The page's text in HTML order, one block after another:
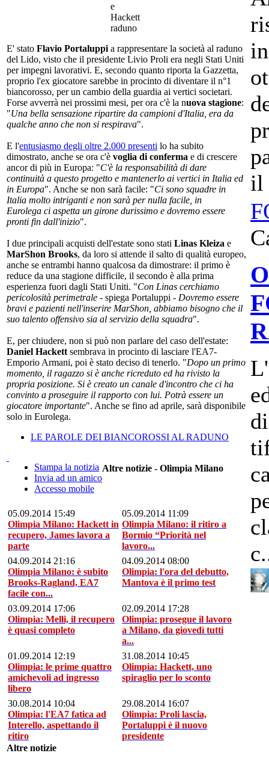
e
Hackett
raduno
E' stato Flavio Portaluppi a rappresentare la società al raduno
del Lido, visto che il presidente Livio Proli era negli Stati Uniti
per impegni lavorativi. E, secondo quanto riporta la Gazzetta,
proprio l'ex giocatore sarebbe in procinto di diventare il n°1
biancorosso, per un cambio della guardia ai vertici societari.
Forse avverrà nei prossimi mesi, per ora c'è la nuova stagione:
"Una bella sensazione ripartire da campioni d'Italia, era da
qualche anno che non si respirava".
E l'entusiasmo degli oltre 2.000 presenti lo ha subito
dimostrato, anche se ora c'è voglia di conferma e di crescere
ancor di più in Europa: "C'è la responsabilità di dare
continuità a questo progetto e mantenerlo ai vertici in Italia ed
in Europa". Anche se non sarà facile: "Ci sono squadre in
Italia molto intriganti e non sarà per nulla facile, in
Eurolega ci aspetta un girone durissimo e dovremo essere
pronti fin dall'inizio".
I due principali acquisti dell'estate sono stati Linas Kleiza e
MarShon Brooks, da loro si attende il salto di qualità europeo,
anche se entrambi hanno qualcosa da dimostrare: il primo è
reduce da una stagione difficile, il secondo è alla prima
esperienza fuori dagli Stati Uniti. "Con Linas cerchiamo
pericolosità perimetrale - spiega Portaluppi - Dovremo essere
bravi e pazienti nell'inserire MarShon, abbiamo bisogno che il
suo talento offensivo sia al servizio della squadra".
E, per chiudere, non si può non parlare del caso dell'estate:
Daniel Hackett sembrava in procinto di lasciare l'EA7-
Emporio Armani, poi è stato deciso di tenerlo. "Dopo un primo
momento, il ragazzo si è anche ricreduto ed ha rivisto la
propria posizione. Si è creato un canale d'incontro che ci ha
convinto a proseguire il rapporto con lui. Potrà essere un
giocatore importante". Anche se fino ad aprile, sarà disponibile
solo in Eurolega.
LE PAROLE DEI BIANCOROSSI AL RADUNO
Stampa la notizia
Invia ad un amico
Accesso mobile
Altre notizie - Olimpia Milano
05.09.2014 15:49
Olimpia Milano: Hackett in
recupero, James lavora a
parte
05.09.2014 11:09
Olimpia Milano: il ritiro a
Bormio “Priorità nel
lavoro...
04.09.2014 21:16
Olimpia Milano: è subito
Brooks-Ragland, EA7
facile con...
04.09.2014 08:00
Olimpia: l'ora del debutto,
Mantova è il primo test
03.09.2014 17:06
Olimpia: Melli, il recupero
è quasi completo
02.09.2014 17:28
Olimpia: prosegue il lavoro
a Milano, da giovedì tutti
a...
01.09.2014 12:19
Olimpia: le prime quattro
amichevoli ad ingresso
libero
31.08.2014 10:45
Olimpia: Hackett, uno
spiraglio per lo sconto
30.08.2014 10:04
Olimpia: l'EA7 fatica ad
Interello, aspettando il
ritiro
29.08.2014 16:07
Olimpia: Proli lascia,
Portaluppi è il nuovo
presidente
Altre notizie
il